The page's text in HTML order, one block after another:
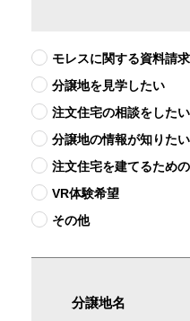
モレスに関する資料請求
分譲地を見学したい
注文住宅の相談をしたい
分譲地の情報が知りたい
注文住宅を建てるため
VR体験希望
その他
分譲地名